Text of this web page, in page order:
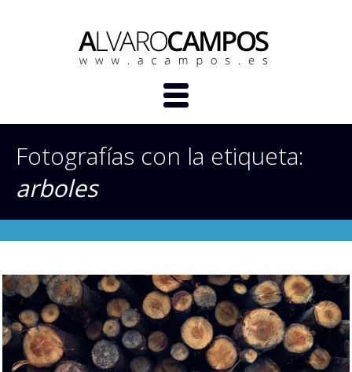
Fotografías con la etiqueta:
arboles